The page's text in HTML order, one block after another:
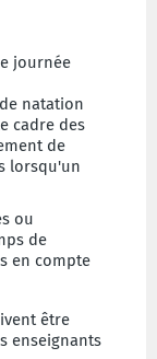
journée
natation
cadre des
de
lorsqu'un
ou
de
en compte
être
enseignants